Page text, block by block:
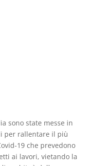
sono state messe in
per rallentare il più
19 che prevedono
ai lavori, vietando la